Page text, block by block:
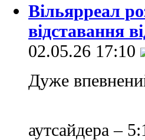
Вільярреал
відставання
02.05.26 17:10
Дуже
аутсайдера –